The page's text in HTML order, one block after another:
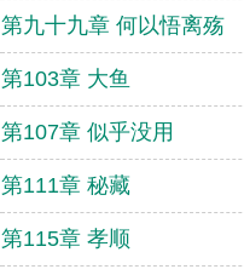
第九十九章 何以悟离殇
第103章 大鱼
第107章 似乎没用
第111章 秘藏
第115章 孝顺